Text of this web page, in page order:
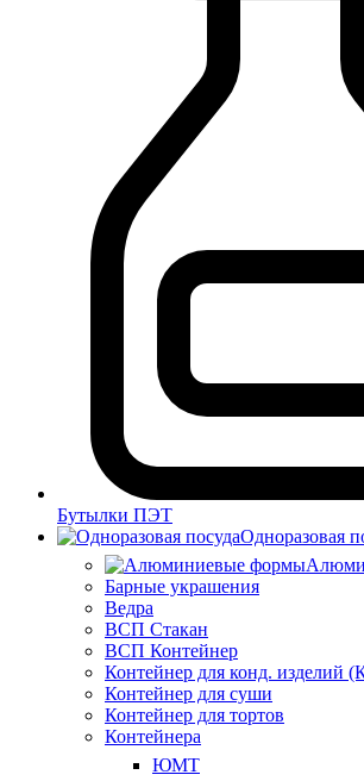
Бутылки ПЭТ
Одноразовая
Барные украшения
Ведра
ВСП Стакан
ВСП Контейнер
Контейнер для конд. изделий
Контейнер для суши
Контейнер для тортов
Контейнера
ЮМТ